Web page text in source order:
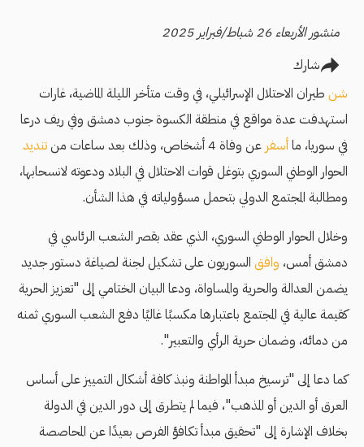
منشور الأربعاء 26 شباط/فبراير 2025
شارك
شن طيران الاحتلال الإسرائيلي، في وقت متأخر الليلة الماضية، غارات
استهدفت عدة مواقع في منطقة الكسوة جنوب دمشق وفي ريف درعا
في سوريا، ماأسفر عن وفاة 4 أشخاص، وذلك بعد ساعات من
تنديد
الحوار الوطني السوري بتوغل قوات الاحتلال في البلاد ودعوته لانسحابها،
ومطالبة المجتمع الدولي بتحمل مسؤولياته في هذا الشأن.
وخلال الحوار الوطني السوري، الذي عقد بقصر الشعب الرئاسي في
دمشق أمس، وافق السوريون على تشكيل لجنة لصياغة دستور جديد
يضمن العدالة والحرية والمساواة، ودعا البيان الختامي إلى "تعزيز الحرية
كقيمة عالية في المجتمع باعتبارها مكسبًا غاليًا دفع الشعب السوري ثمنه
من دمائه، وضمان حرية الرأي والتعبير".
كما دعا إلى "ترسيخ مبدأ المواطنة ونبذ كافة أشكال التمييز على أساس
العرق أو الدين أو المذهب"، فيما لم يتطرق إلى دور الدين في الدولة
بخلاف الإشارة إلى "تحقيق مبدأ تكافؤ الفرص بعيدًا عن المحاصصة